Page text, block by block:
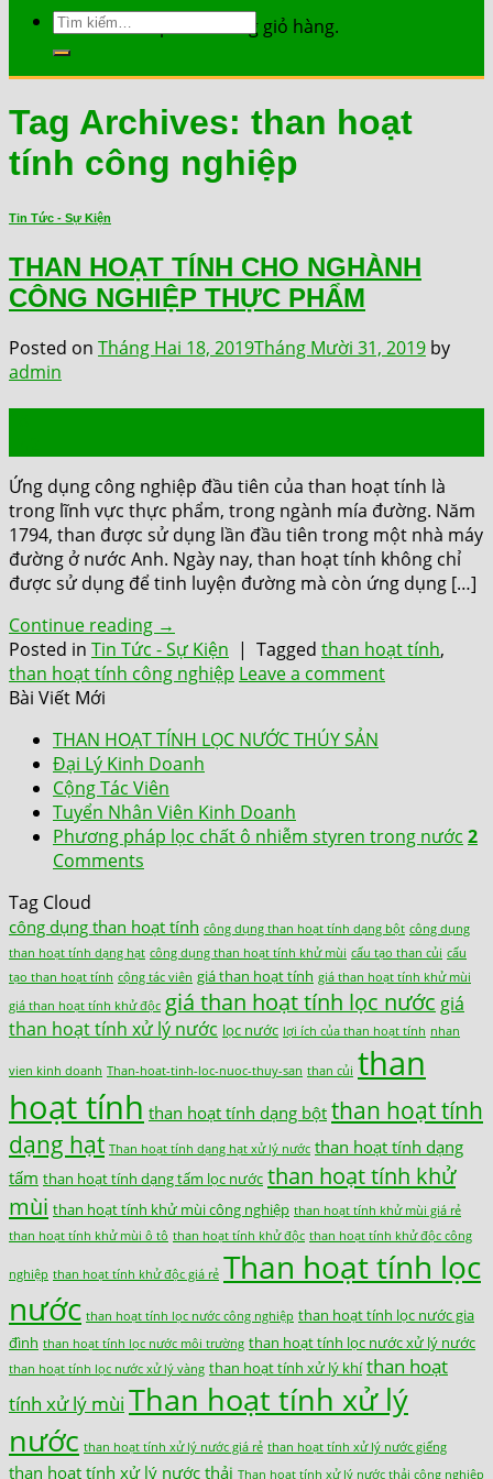
Chưa có sản phẩm trong giỏ hàng.
Tìm
kiếm:
Tag Archives: than hoạt
tính công nghiệp
Tin Tức - Sự Kiện
THAN HOẠT TÍNH CHO NGHÀNH
CÔNG NGHIỆP THỰC PHẨM
Posted on Tháng Hai 18, 2019Tháng Mười 31, 2019 by
admin
Ứng dụng công nghiệp đầu tiên của than hoạt tính là
trong lĩnh vực thực phẩm, trong ngành mía đường. Năm
1794, than được sử dụng lần đầu tiên trong một nhà máy
đường ở nước Anh. Ngày nay, than hoạt tính không chỉ
được sử dụng để tinh luyện đường mà còn ứng dụng […]
Continue reading →
Posted in Tin Tức - Sự Kiện | Tagged than hoạt tính,
than hoạt tính công nghiệp Leave a comment
Bài Viết Mới
THAN HOẠT TÍNH LỌC NƯỚC THÚY SẢN
Đại Lý Kinh Doanh
Cộng Tác Viên
Tuyển Nhân Viên Kinh Doanh
Phương pháp lọc chất ô nhiễm styren trong nước 2
Comments
Tag Cloud
công dụng than hoạt tính công dụng than hoạt tính dạng bột công dụng
than hoạt tính dạng hạt công dụng than hoạt tính khử mùi cấu tạo than củi cấu
tạo than hoạt tính cộng tác viên giá than hoạt tính giá than hoạt tính khử mùi
giá than hoạt tính khử độc giá than hoạt tính lọc nước giá
than hoạt tính xử lý nước lọc nước lợi ích của than hoạt tính nhan
vien kinh doanh Than-hoat-tinh-loc-nuoc-thuy-san than củi than
hoạt tính than hoạt tính dạng bột than hoạt tính
dạng hạt Than hoạt tính dạng hạt xử lý nước than hoạt tính dạng
tấm than hoạt tính dạng tấm lọc nước than hoạt tính khử
mùi than hoạt tính khử mùi công nghiệp than hoạt tính khử mùi giá rẻ
than hoạt tính khử mùi ô tô than hoạt tính khử độc than hoạt tính khử độc công
nghiệp than hoạt tính khử độc giá rẻ Than hoạt tính lọc
nước than hoạt tính lọc nước công nghiệp than hoạt tính lọc nước gia
đình than hoạt tính lọc nước môi trường than hoạt tính lọc nước xử lý nước
than hoạt tính lọc nước xử lý vàng than hoạt tính xử lý khí than hoạt
tính xử lý mùi Than hoạt tính xử lý
nước than hoạt tính xử lý nước giá rẻ than hoạt tính xử lý nước giếng
than hoạt tính xử lý nước thải Than hoạt tính xử lý nước thải công nghiệp